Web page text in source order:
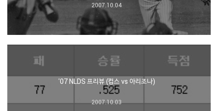
2007.10.04
'07 NLDS 프리뷰 (컵스 vs 아리조나)
2007.10.03